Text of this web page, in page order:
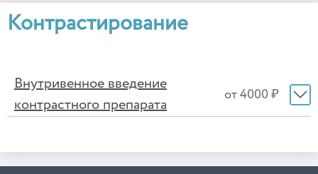
Контрастирование
Внутривенное введение
контрастного препарата
от 4000 ₽